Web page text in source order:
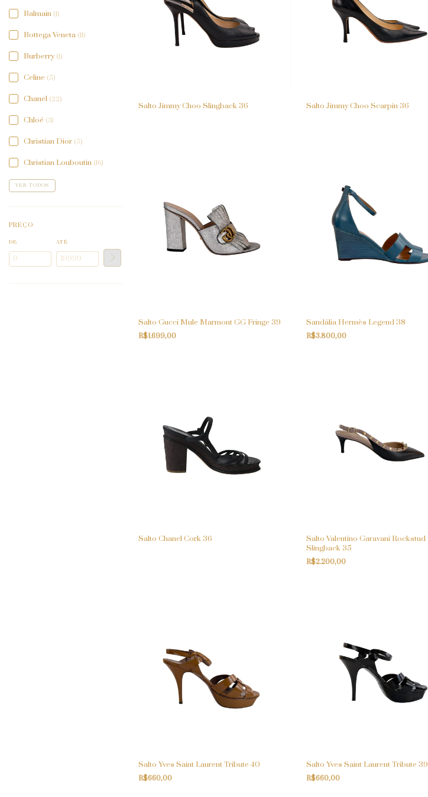
Balmain (1)
Bottega Veneta (11)
Burberry (1)
Celine (5)
Chanel (22)
Chloé (3)
Christian Dior (5)
Christian Louboutin (16)
VER TODOS
PREÇO
DE ATÉ
Salto Jimmy Choo Slingback 36 Salto Jimmy Choo Scarpin 36
Salto Gucci Mule Marmont GG Fringe 39
R$1.699,00
Sandália Hermès Legend 38
R$3.800,00
Salto Chanel Cork 36
Salto Valentino Garavani Rockstud
Slingback 35
R$2.200,00
Salto Yves Saint Laurent Tribute 40
R$660,00
Salto Yves Saint Laurent Tribute 39
R$660,00